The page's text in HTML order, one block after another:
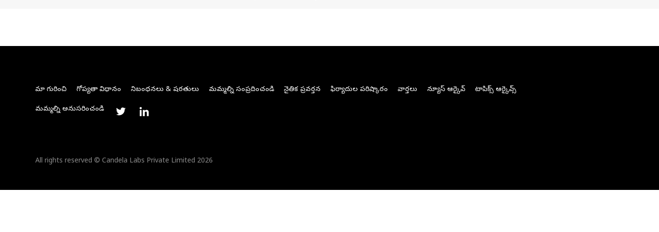
మా గురించి గోప్యతా విధానం నిబంధనలు & షరతులు మమ్మల్ని సంప్రదించండి నైతిక ప్రవర్తన ఫిర్యాదుల పరిష్కారం వార్తలు న్యూస్ ఆర్కైవ్ టాపిక్స్ ఆర్కైవ్స్
మమ్మల్ని అనుసరించండి
All rights reserved © Candela Labs Private Limited 2026